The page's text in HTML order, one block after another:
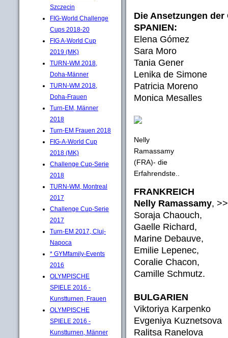
Szczecin
FIG-World Challenge
Cups 2018-20
FIG A-World Cup
2019 (MK)
TURN-WM 2018,
Doha-Männer
TURN-WM 2018,
Doha-Frauen
Turn-EM, Männer
2018
Turn-EM Frauen 2018
FIG-A-World Cup
2018 (MK)
Challenge Cup-Serie
2018
TURN-WM, Montreal
2017
Challenge Cup-Serie
2017
Turn-EM 2017, Cluj-
Napoca
* GYMfamily-Events
2016
OLYMPISCHE
SPIELE 2016 -
Kunstturnen, Frauen
OLYMPISCHE
SPIELE 2016 -
Kunstturnen, Männer
Die Ansetzungen
SPANIEN:
Elena Gómez
Sara Moro
Tania Gener
Lenika de Simone
Patricia Moreno
Monica Mesalles
Nelly
Ramassamy
(FRA)- die
Erfahrendste..
FRANKREICH
Nelly Ramassamy, >>
Soraja Chaouch,
Gaelle Richard,
Marine Debauve,
Emilie Lepenec,
Coralie Chacon,
Camille Schmutz.
BULGARIEN
Viktoriya Karpenko
Evgeniya Kuznetsova
Ralitsa Ranelova